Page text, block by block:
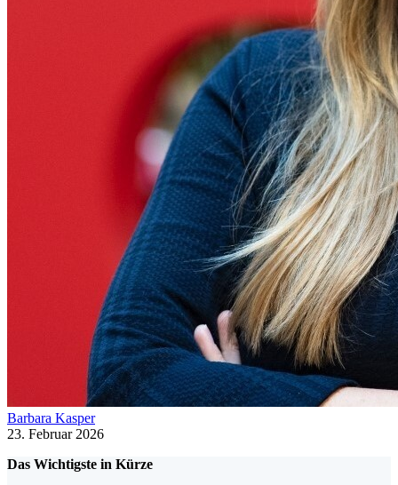
Barbara Kasper
23. Februar 2026
Das Wichtigste in Kürze